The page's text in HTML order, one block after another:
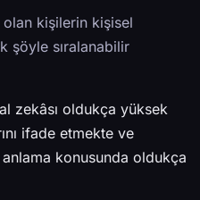
olan kişilerin kişisel
şöyle sıralanabilir
zekâsı oldukça yüksek
ifade etmekte ve
anlama konusunda oldukça